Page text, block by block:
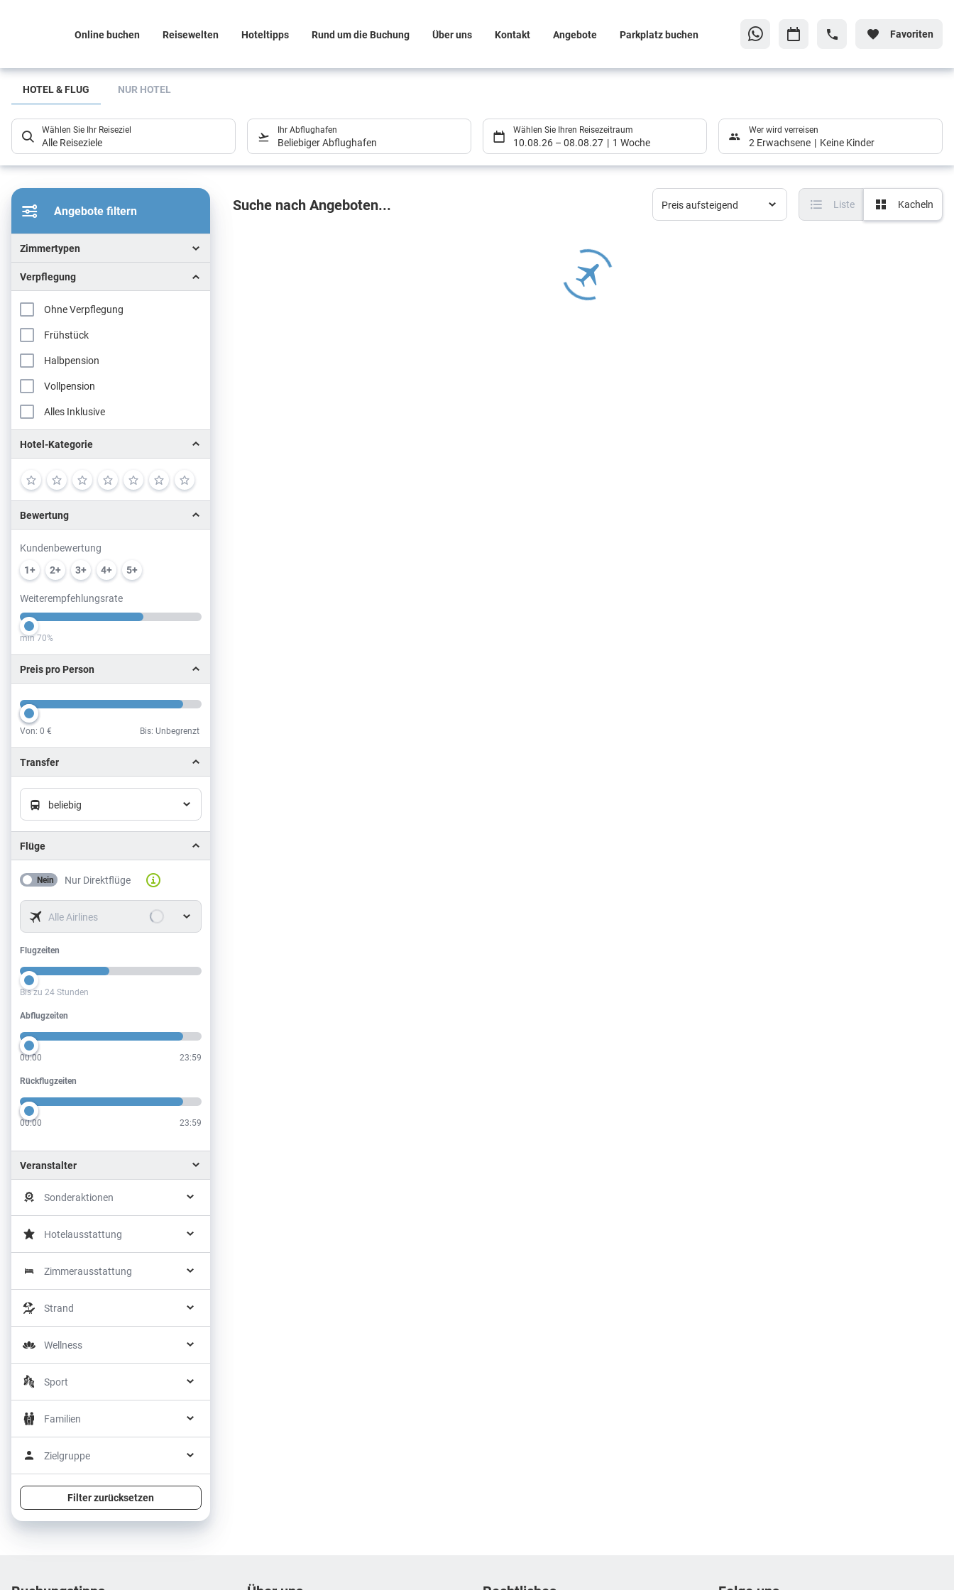
Online buchen Reisewelten Hoteltipps Rund um die Buchung Über uns Kontakt Angebote Parkplatz buchen Favoriten
Suchlistenseite
HOTEL & FLUG NUR HOTEL
Wählen Sie Ihr Reiseziel
Alle Reiseziele
Ihr Abflughafen
Beliebiger Abflughafen
Wählen Sie Ihren Reisezeitraum
10.08.26 – 08.08.27 1 Woche
Wer wird verreisen
2 Erwachsene Keine Kinder
Angebote filtern
Zimmertypen
Verpflegung
Ohne Verpflegung
Frühstück
Halbpension
Vollpension
Alles Inklusive
Hotel-Kategorie
Bewertung
Kundenbewertung
1+
2+ 3+ 4+ 5+
Weiterempfehlungsrate
Slider
min 70%
Preis pro Person
Von: 0 € Bis: Unbegrenzt
Transfer
beliebig
Flüge
Nein Nur Direktflüge
Alle Airlines
Flugzeiten
Flugzeiten
Bis zu 24 Stunden
Abflugzeiten
Abflugzeiten
00:00 23:59
Rückflugzeiten
Rückflugzeiten
00:00 23:59
Veranstalter
Sonderaktionen
Hotelausstattung
Zimmerausstattung
Strand
Wellness
Sport
Familien
Zielgruppe
Filter zurücksetzen
Suchergebnisse
Suche nach Angeboten... Preis aufsteigend Liste Kacheln